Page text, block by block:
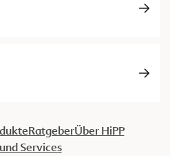
RatgeberÜber HiPP
Services